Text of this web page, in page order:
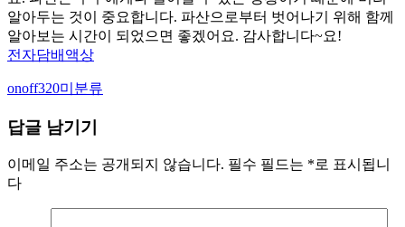
알아두는 것이 중요합니다. 파산으로부터 벗어나기 위해 함께
알아보는 시간이 되었으면 좋겠어요. 감사합니다~요!
전자담배액상
Author
onoff320Categories
미분류
답글 남기기
이메일 주소는 공개되지 않습니다. 필수 필드는 *로 표시됩니
다